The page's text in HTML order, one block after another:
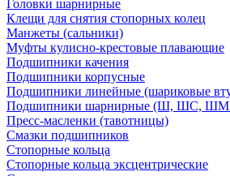
Головки шарнирные
Клещи для снятия стопорных колец
Манжеты (сальники)
Муфты кулисно-крестовые плавающие
Подшипники качения
Подшипники корпусные
Подшипники линейные (шариковые
Подшипники шарнирные (Ш, ШС, ШМ
Пресс-масленки (тавотницы)
Смазки подшипников
Стопорные кольца
Стопорные кольца эксцентрические